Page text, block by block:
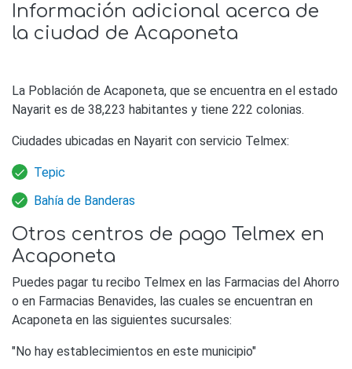
Información adicional acerca de
la ciudad de Acaponeta
La Población de Acaponeta, que se encuentra en el estado
Nayarit es de 38,223 habitantes y tiene 222 colonias.
Ciudades ubicadas en Nayarit con servicio Telmex:
Tepic
Bahía de Banderas
Otros centros de pago Telmex en
Acaponeta
Puedes pagar tu recibo Telmex en las Farmacias del Ahorro
o en Farmacias Benavides, las cuales se encuentran en
Acaponeta en las siguientes sucursales:
"No hay establecimientos en este municipio"